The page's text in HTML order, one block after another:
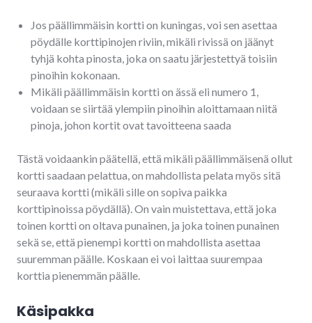
Jos päällimmäisin kortti on kuningas, voi sen asettaa
pöydälle korttipinojen riviin, mikäli rivissä on jäänyt
tyhjä kohta pinosta, joka on saatu järjestettyä toisiin
pinoihin kokonaan.
Mikäli päällimmäisin kortti on ässä eli numero 1,
voidaan se siirtää ylempiin pinoihin aloittamaan niitä
pinoja, johon kortit ovat tavoitteena saada
Tästä voidaankin päätellä, että mikäli päällimmäisenä ollut
kortti saadaan pelattua, on mahdollista pelata myös sitä
seuraava kortti (mikäli sille on sopiva paikka
korttipinoissa pöydällä). On vain muistettava, että joka
toinen kortti on oltava punainen, ja joka toinen punainen
sekä se, että pienempi kortti on mahdollista asettaa
suuremman päälle. Koskaan ei voi laittaa suurempaa
korttia pienemmän päälle.
Käsipakka